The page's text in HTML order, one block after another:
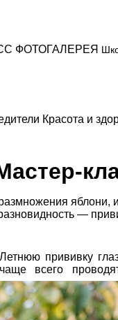
ФОТОГАЛЕРЕЯ
Красота и
яблони,
—
Летнюю прививку
чаще всего